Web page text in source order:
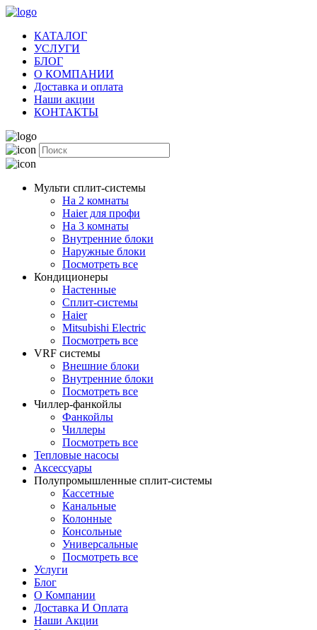
КАТАЛОГ
УСЛУГИ
БЛОГ
О КОМПАНИИ
Доставка и оплата
Наши акции
КОНТАКТЫ
Мульти сплит-системы
На 2 комнаты
Haier для профи
На 3 комнаты
Внутренние блоки
Наружные блоки
Посмотреть все
Кондиционеры
Настенные
Сплит-системы
Haier
Mitsubishi Electric
Посмотреть все
VRF системы
Внешние блоки
Внутренние блоки
Посмотреть все
Чиллер-фанкойлы
Фанкойлы
Чиллеры
Посмотреть все
Тепловые насосы
Аксессуары
Полупромышленные сплит-системы
Кассетные
Канальные
Колонные
Консольные
Универсальные
Посмотреть все
Услуги
Блог
О Компании
Доставка И Оплата
Наши Акции